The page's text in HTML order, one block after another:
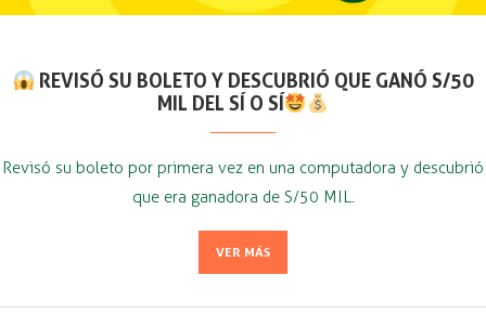
REVISÓ SU BOLETO Y DESCUBRIÓ QUE GANÓ S/50
MIL DEL SÍ O SÍ
Revisó su boleto por primera vez en una computadora y descubrió
que era ganadora de S/50 MIL.
VER MÁS